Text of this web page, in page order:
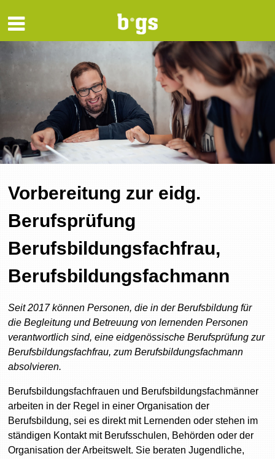
Vorbereitung zur eidg.
Berufsprüfung
Berufsbildungsfachfrau,
Berufsbildungsfachmann
Seit 2017 können Personen, die in der Berufsbildung für
die Begleitung und Betreuung von lernenden Personen
verantwortlich sind, eine eidgenössische Berufsprüfung zur
Berufsbildungsfachfrau, zum Berufsbildungsfachmann
absolvieren.
Berufsbildungsfachfrauen und Berufsbildungsfachmänner
arbeiten in der Regel in einer Organisation der
Berufsbildung, sei es direkt mit Lernenden oder stehen im
ständigen Kontakt mit Berufsschulen, Behörden oder der
Organisation der Arbeitswelt. Sie beraten Jugendliche,